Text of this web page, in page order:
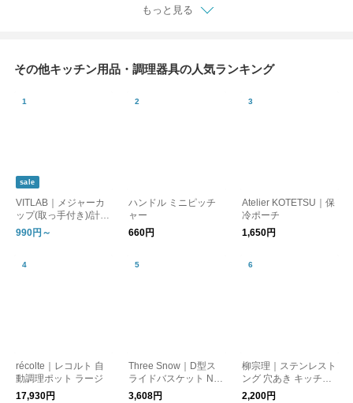
もっと見る
その他キッチン用品・調理器具の人気ランキング
sale
VITLAB｜メジャーカ
ップ(取っ手付き)/計量
カップ ドイツ製
990円～
ハンドル ミニピッチ
ャー
660円
Atelier KOTETSU｜保
冷ポーチ
1,650円
récolte｜レコルト 自
動調理ポット ラージ
17,930円
Three Snow｜D型ス
ライドバスケット No.
2
3,608円
柳宗理｜ステンレスト
ング 穴あき キッチン
用品 日本製
2,200円